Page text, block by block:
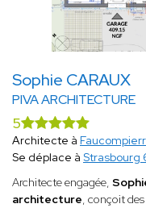
Sophie CARAUX
PIVA ARCHITECTURE
5
Architecte à
Se déplace à Strasbourg
Architecte engagée,
architecture, conçoit